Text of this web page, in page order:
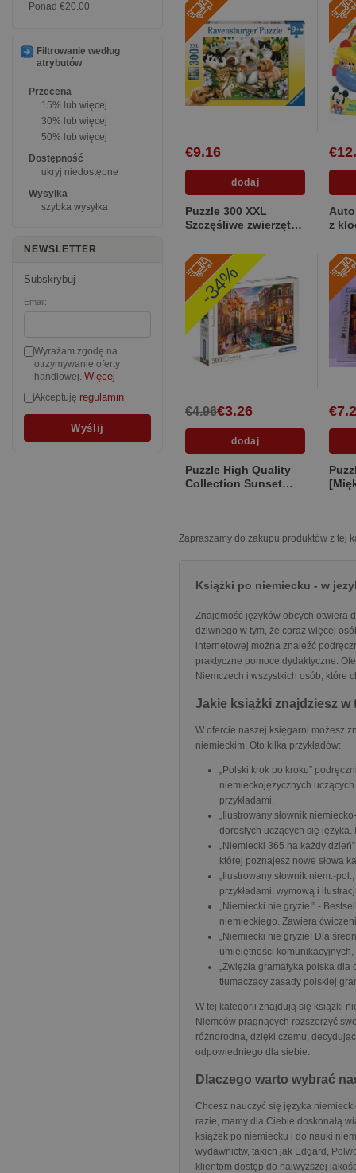
Ponad €20.00
Filtrowanie według
atrybutów
Przecena
15% lub więcej
30% lub więcej
50% lub więcej
Dostępność
ukryj niedostępne
Wysyłka
szybka wysyłka
NEWSLETTER
Subskrybuj
Email:
Wyrażam zgodę na
otrzymywanie oferty
handlowej. Więcej
Akceptuję regulamin
€9.16
Puzzle 300 XXL
Szczęśliwe zwierzęta
z
-34%
€3.26
€4.96
Puzzle High Quality
Collection Sunset
Zapraszamy do zakupu produktów z tej
Książki po niemiecku - w
Znajomość języków obcych otwiera
dziwnego w tym, że coraz więcej
internetowej można znaleźć
praktyczne pomoce dydaktyczne.
Niemczech i wszystkich osób, które
Jakie książki znajdziesz w
W ofercie naszej księgarni możesz
niemieckim. Oto kilka przykładów:
„Polski krok po kroku”
niemieckojęzycznych
przykładami.
„Ilustrowany słownik
dorosłych uczących się
„Niemiecki 365 na każdy
której poznajesz nowe słowa
„Ilustrowany słownik niem.-
przykładami, wymową i
„Niemiecki nie gryzie!” -
niemieckiego. Zawiera
„Niemiecki nie gryzie! Dla
umiejętności
„Zwięzła gramatyka polska
tłumaczący zasady polskiej
W tej kategorii znajdują się książki
Niemców pragnących rozszerzyć
różnorodna, dzięki czemu,
odpowiedniego dla siebie.
Dlaczego warto wybrać
Chcesz nauczyć się języka
razie, mamy dla Ciebie doskonałą
książek po niemiecku i do nauki
wydawnictw, takich jak Edgard,
klientom dostęp do najwyższej